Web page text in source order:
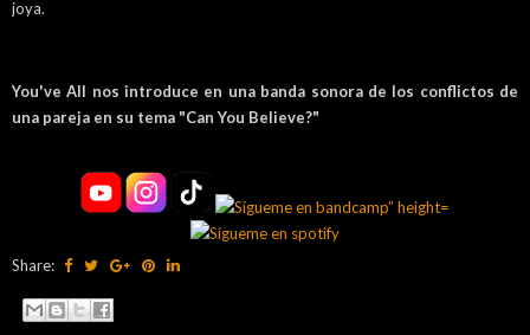
joya.
You've All nos introduce en una banda sonora de los conflictos de
una pareja en su tema "Can You Believe?"
Share: